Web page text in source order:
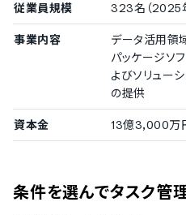
従業員規模 323名（2025
事業内容
データ活用領
パッケージソ
よびソリュー
の提供
資本金 13億3,000万
条件を選んでタスク管